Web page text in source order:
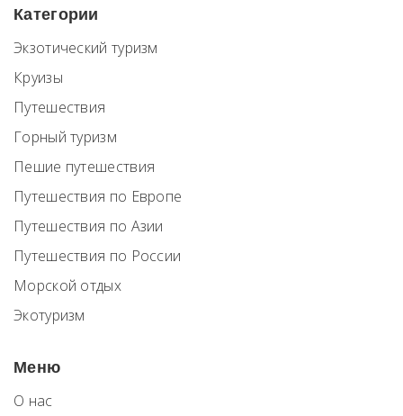
Категории
Экзотический туризм
Круизы
Путешествия
Горный туризм
Пешие путешествия
Путешествия по Европе
Путешествия по Азии
Путешествия по России
Морской отдых
Экотуризм
Меню
О нас